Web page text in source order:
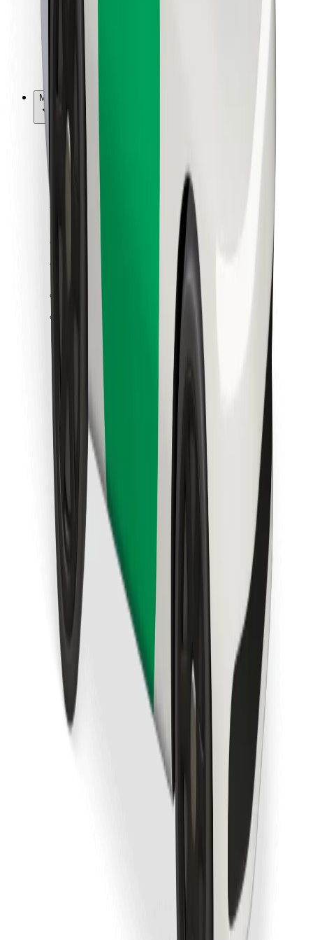
Bolt Food
Restoranidele
Bolt for Business
Muu
Tarnijad
Küpsised
Turvalisus
Laadi alla Bolti rakendus
Laadi alla Bolt Foodi rakendus